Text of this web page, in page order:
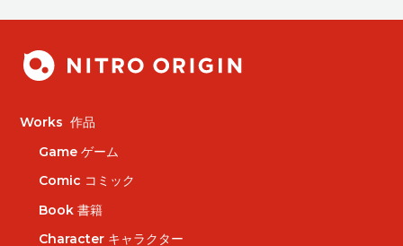
Works 作品
Game ゲーム
Comic コミック
Book 書籍
Character キャラクター